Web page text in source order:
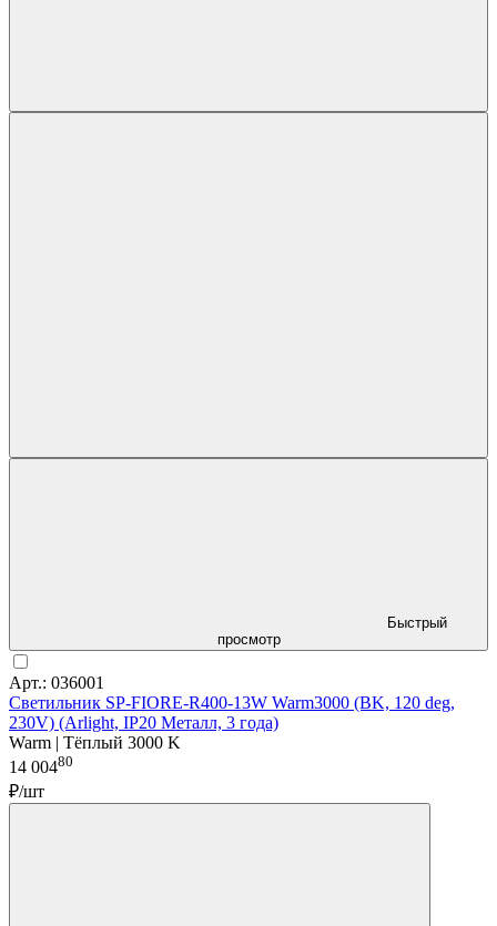
Быстрый
просмотр
Арт.: 036001
Светильник SP-FIORE-R400-13W Warm3000 (BK, 120 deg,
230V) (Arlight, IP20 Металл, 3 года)
Warm | Тёплый 3000 K
14 00480
₽/шт